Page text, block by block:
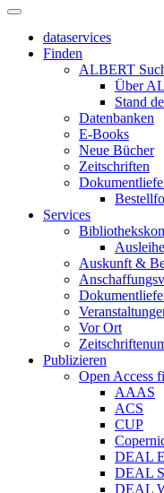
dataservices
Finden
ALBERT
Über
Stand
Datenbanken
E-Books
Neue Bücher
Zeitschriften
Services
Auskunft &
Vor Ort
Publizieren
Open Access
AAAS
ACS
CUP
DEAL
DEAL
DEAL